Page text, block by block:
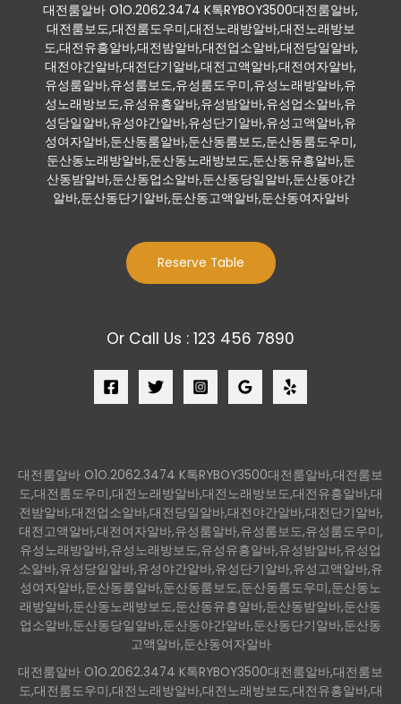
대전룸알바 O1O.2062.3474 K톡RYBOY3500대전룸알바,
대전룸보도,대전룸도우미,대전노래방알바,대전노래방보
도,대전유흥알바,대전밤알바,대전업소알바,대전당일알바,
대전야간알바,대전단기알바,대전고액알바,대전여자알바,
유성룸알바,유성룸보도,유성룸도우미,유성노래방알바,유
성노래방보도,유성유흥알바,유성밤알바,유성업소알바,유
성당일알바,유성야간알바,유성단기알바,유성고액알바,유
성여자알바,둔산동룸알바,둔산동룸보도,둔산동룸도우미,
둔산동노래방알바,둔산동노래방보도,둔산동유흥알바,둔
산동밤알바,둔산동업소알바,둔산동당일알바,둔산동야간
알바,둔산동단기알바,둔산동고액알바,둔산동여자알바
Reserve Table
Or Call Us : 123 456 7890
대전룸알바 O1O.2062.3474 K톡RYBOY3500대전룸알바,대전룸보
도,대전룸도우미,대전노래방알바,대전노래방보도,대전유흥알바,대
전밤알바,대전업소알바,대전당일알바,대전야간알바,대전단기알바,
대전고액알바,대전여자알바,유성룸알바,유성룸보도,유성룸도우미,
유성노래방알바,유성노래방보도,유성유흥알바,유성밤알바,유성업
소알바,유성당일알바,유성야간알바,유성단기알바,유성고액알바,유
성여자알바,둔산동룸알바,둔산동룸보도,둔산동룸도우미,둔산동노
래방알바,둔산동노래방보도,둔산동유흥알바,둔산동밤알바,둔산동
업소알바,둔산동당일알바,둔산동야간알바,둔산동단기알바,둔산동
고액알바,둔산동여자알바
대전룸알바 O1O.2062.3474 K톡RYBOY3500대전룸알바,대전룸보
도,대전룸도우미,대전노래방알바,대전노래방보도,대전유흥알바,대